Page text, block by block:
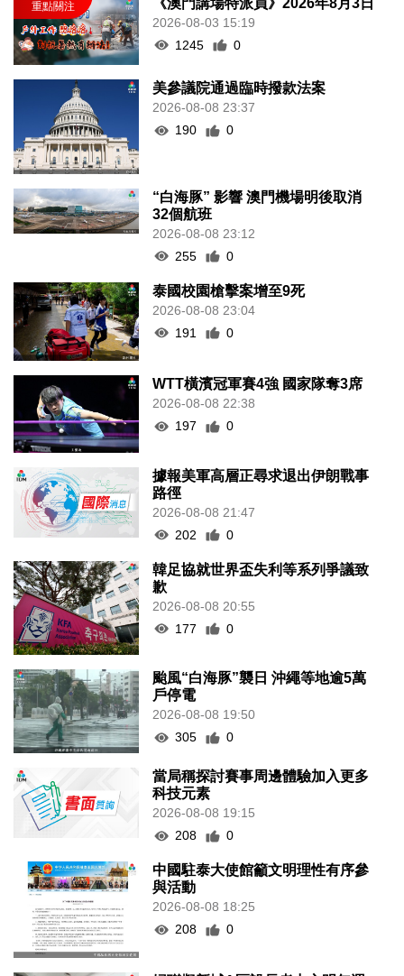
《澳門講場特派員》2026年8月3日
2026-08-03 15:19
1245
0
美參議院通過臨時撥款法案
2026-08-08 23:37
190
0
“白海豚” 影響 澳門機場明後取消
32個航班
2026-08-08 23:12
255
0
泰國校園槍擊案增至9死
2026-08-08 23:04
191
0
WTT橫濱冠軍賽4強 國家隊奪3席
2026-08-08 22:38
197
0
據報美軍高層正尋求退出伊朗戰事
路徑
2026-08-08 21:47
202
0
韓足協就世界盃失利等系列爭議致
歉
2026-08-08 20:55
177
0
颱風“白海豚”襲日 沖繩等地逾5萬
戶停電
2026-08-08 19:50
305
0
當局稱探討賽事周邊體驗加入更多
科技元素
2026-08-08 19:15
208
0
中國駐泰大使館籲文明理性有序參
與活動
2026-08-08 18:25
208
0